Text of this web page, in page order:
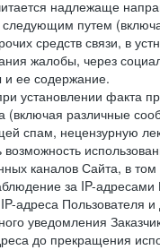
надлежаще
путем
средств связи, в
жалобы, через
и ее содержание.
установлении факта
(включая различные
спам, нецензурную
возможность
каналов Сайта, в
за IP-
адреса Пользователя
уведомления
до прекращения